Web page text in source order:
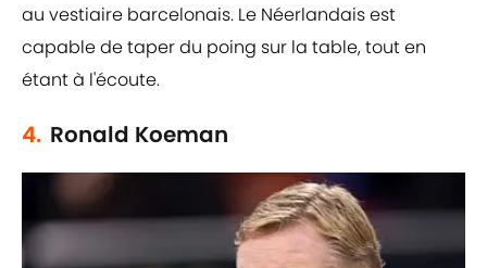
au vestiaire barcelonais. Le Néerlandais est
capable de taper du poing sur la table, tout en
étant à l'écoute.
4. Ronald Koeman